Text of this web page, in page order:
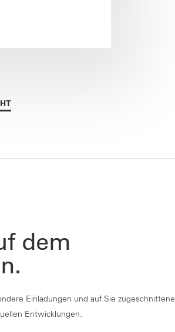
dem
Einladungen und auf Sie zugeschnittene
Entwicklungen.